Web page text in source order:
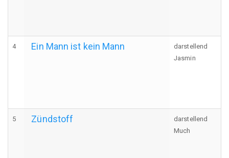
4 Ein Mann ist kein Mann
darstellend
Jasmin
5 Zündstoff
darstellend
Much